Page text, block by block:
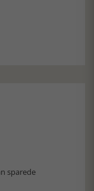
sparede